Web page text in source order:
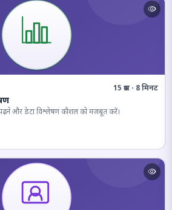
15 प्रश्न · 8 मिनट
पढ़ने और डेटा विश्लेषण कौशल को मजबूत करें।